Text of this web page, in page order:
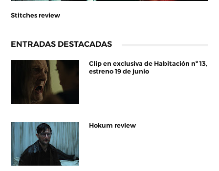
Stitches review
ENTRADAS DESTACADAS
Clip en exclusiva de Habitación nº 13,
estreno 19 de junio
Hokum review